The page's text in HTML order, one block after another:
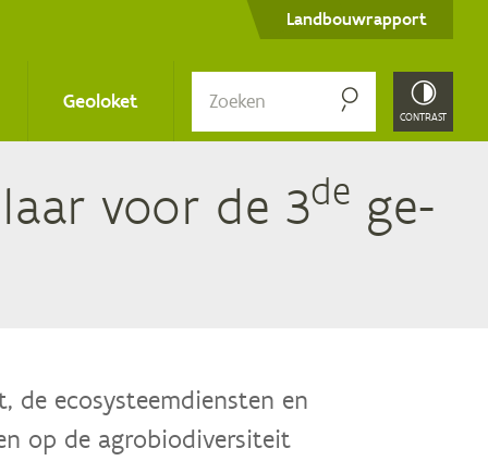
Secondary
menu
Landbouwrapport
Geoloket
ken
CONTRAST
voor de 3de ge­
ecosysteemdiensten en
op de agrobiodiversiteit